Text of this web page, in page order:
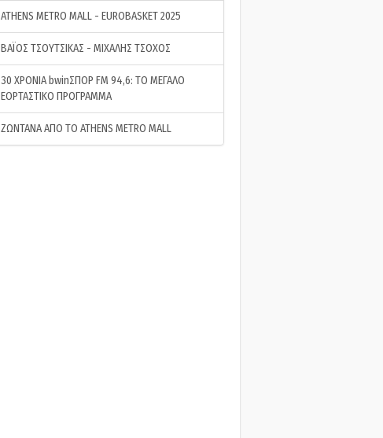
ATHENS METRO MALL - EUROBASKET 2025
ΒΑΪΟΣ ΤΣΟΥΤΣΙΚΑΣ - ΜΙΧΑΛΗΣ ΤΣΟΧΟΣ
30 ΧΡΟΝΙΑ bwinΣΠΟΡ FM 94,6: ΤΟ ΜΕΓΑΛΟ
ΕΟΡΤΑΣΤΙΚΟ ΠΡΟΓΡΑΜΜΑ
ΖΩΝΤΑΝΑ ΑΠΟ ΤΟ ATHENS METRO MALL